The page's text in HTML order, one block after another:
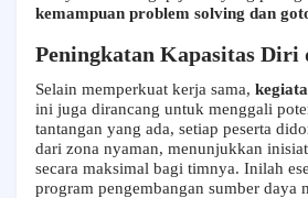
kemampuan problem solving dan
Peningkatan Kapasitas Diri
Selain memperkuat kerja sama,
ini juga dirancang untuk menggali
tantangan yang ada, setiap peserta
dari zona nyaman, menunjukkan
secara maksimal bagi timnya. Inilah
program pengembangan sumber daya